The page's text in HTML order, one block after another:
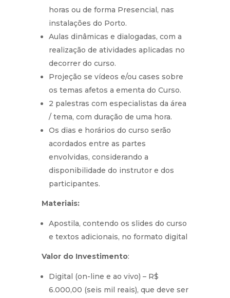
horas ou de forma Presencial, nas
instalações do Porto.
Aulas dinâmicas e dialogadas, com a
realização de atividades aplicadas no
decorrer do curso.
Projeção se vídeos e/ou cases sobre
os temas afetos a ementa do Curso.
2 palestras com especialistas da área
/ tema, com duração de uma hora.
Os dias e horários do curso serão
acordados entre as partes
envolvidas, considerando a
disponibilidade do instrutor e dos
participantes.
Materiais:
Apostila, contendo os slides do curso
e textos adicionais, no formato digital
Valor do Investimento:
Digital (on-line e ao vivo) – R$
6.000,00 (seis mil reais), que deve ser